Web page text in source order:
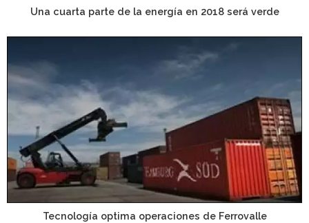
Una cuarta parte de la energía en 2018 será verde
Tecnología optima operaciones de Ferrovalle